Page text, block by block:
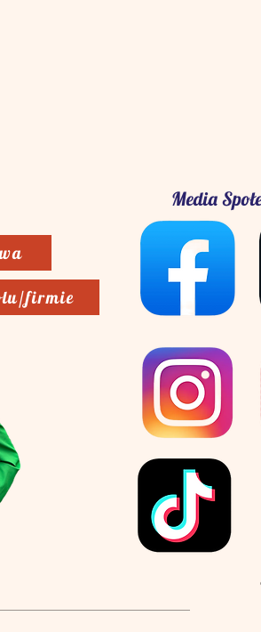
firmie
Media